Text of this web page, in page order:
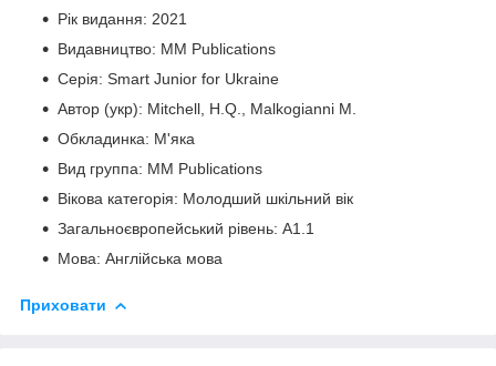
Рік видання: 2021
Видавництво: MM Publications
Серія: Smart Junior for Ukraine
Автор (укр): Mitchell, H.Q., Malkogianni M.
Обкладинка: М'яка
Вид группа: MM Publications
Вікова категорія: Молодший шкільний вік
Загальноєвропейський рівень: A1.1
Мова: Англійська мова
Приховати